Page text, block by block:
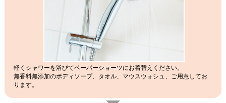
軽くシャワーを浴びてペーパーショーツにお着替えください。
無香料無添加のボディソープ、タオル、マウスウォシュ、ご用意してお
ります。